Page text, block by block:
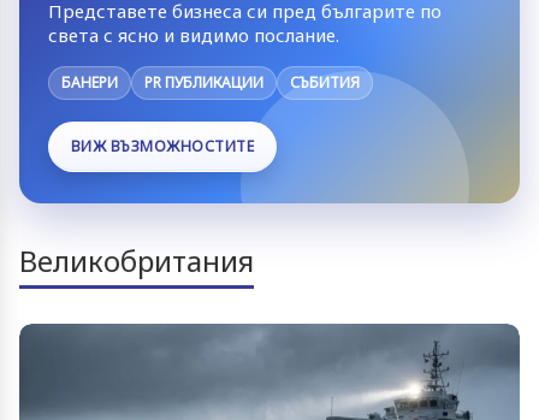
Представете бизнеса си пред българите по
света с ясно и видимо послание.
БАНЕРИ PR ПУБЛИКАЦИИ СЪБИТИЯ
ВИЖ ВЪЗМОЖНОСТИТЕ
Великобритания